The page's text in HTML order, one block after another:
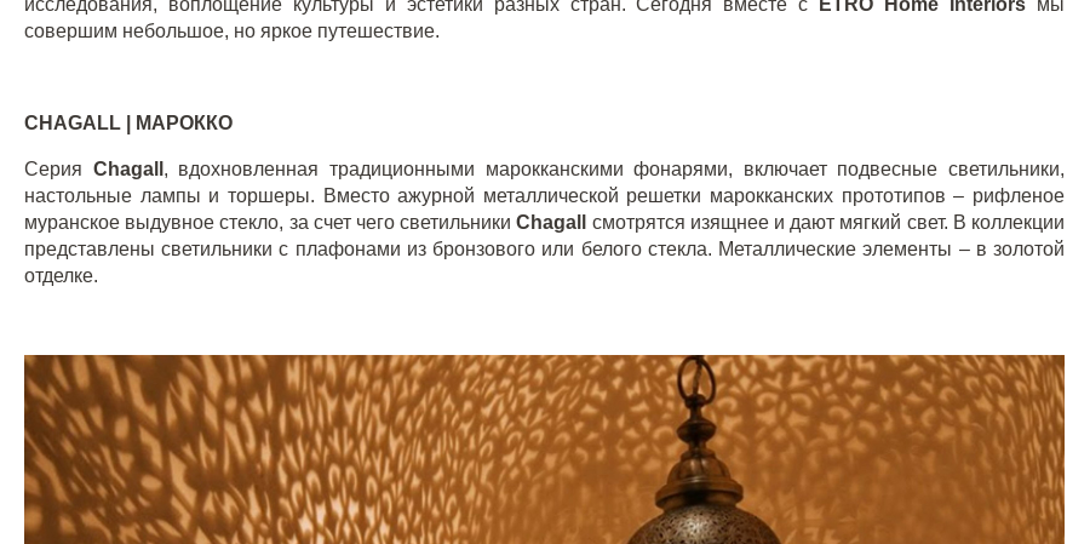
исследования, воплощение культуры и эстетики разных стран. Сегодня вместе с
ETRO Home Interiors мы
совершим небольшое, но яркое путешествие.
CHAGALL | МАРОККО
Серия Chagall , вдохновленная традиционными марокканскими фонарями, включает подвесные светильники,
настольные лампы и торшеры. Вместо ажурной металлической решетки марокканских прототипов – рифленое
муранское выдувное стекло, за счет чего светильникиChagall
смотрятся изящнее и дают мягкий свет. В коллекции
представлены светильники с плафонами из бронзового или белого стекла. Металлические элементы – в золотой
отделке.